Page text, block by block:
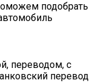
подобрать
переводом, с
перевод